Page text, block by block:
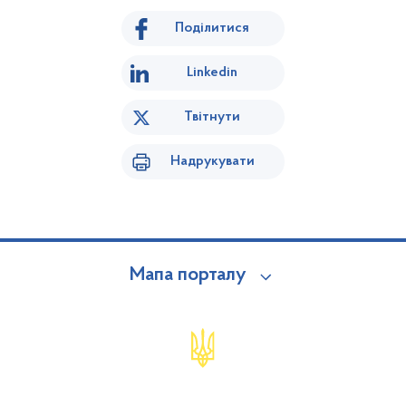
Поділитися
Linkedin
Твітнути
Надрукувати
Мапа порталу